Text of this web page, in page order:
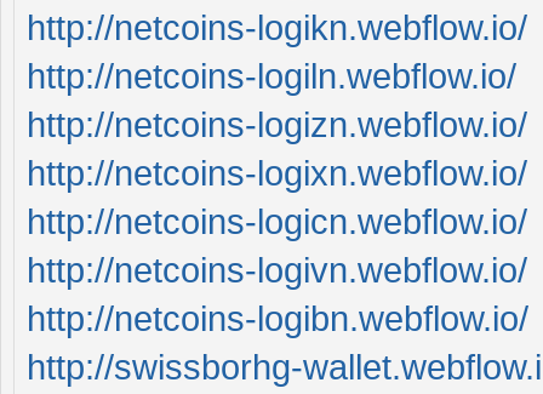
http://netcoins-logikn.webflow.io/
http://netcoins-logiln.webflow.io/
http://netcoins-logizn.webflow.io/
http://netcoins-logixn.webflow.io/
http://netcoins-logicn.webflow.io/
http://netcoins-logivn.webflow.io/
http://netcoins-logibn.webflow.io/
http://swissborhg-